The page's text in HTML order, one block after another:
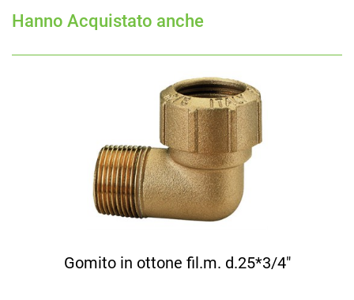
Hanno Acquistato anche
Gomito in ottone fil.m. d.25*3/4"